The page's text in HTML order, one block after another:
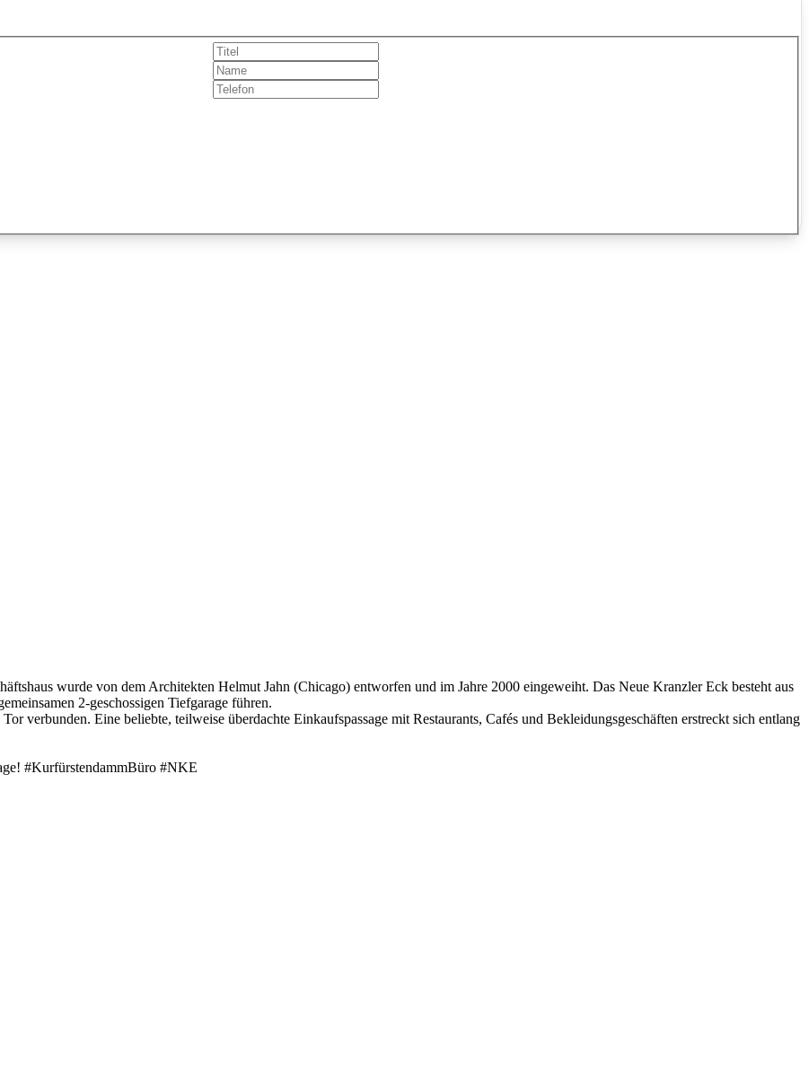
wurde von dem Architekten Helmut Jahn (Chicago) entworfen und im Jahre 2000 eingeweiht. Das Neue Kranzler Eck besteht aus
2-geschossigen Tiefgarage führen.
verbunden. Eine beliebte, teilweise überdachte Einkaufspassage mit Restaurants, Cafés und Bekleidungsgeschäften erstreckt sich entlang
#KurfürstendammBüro #NKE